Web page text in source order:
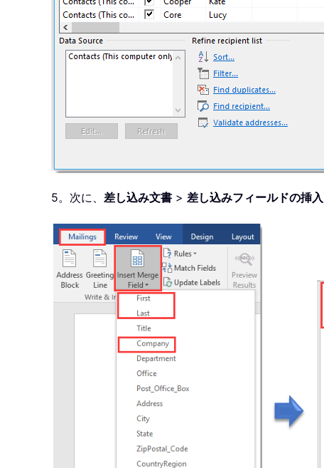
5。次に、 差し込み文書 > 差し込みフィールドの挿入